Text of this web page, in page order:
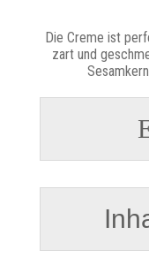
Die Creme ist
zart und